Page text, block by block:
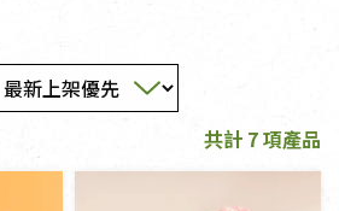
共計 7 項產品